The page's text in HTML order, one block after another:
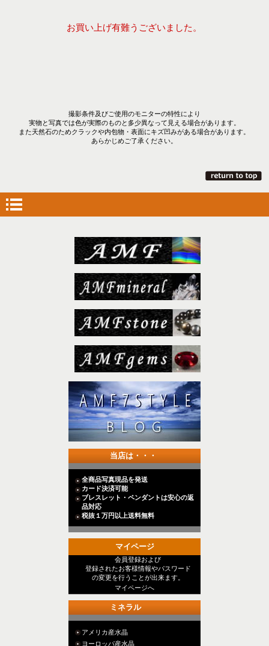
お買い上げ有難うございました。
撮影条件及びご使用のモニターの特性により
実物と写真では色が実際のものと多少異なって見える場合があります。
また天然石のためクラックや内包物・表面にキズ凹みがある場合があります。
あらかじめご了承ください。
当店は・・・
全商品写真現品を発送
カード決済可能
ブレスレット・ペンダントは安心の返
品対応
税抜１万円以上送料無料
マイページ
会員登録および
登録されたお客様情報やパスワード
の変更を行うことが出来ます。
マイページへ
ミネラル
アメリカ産水晶
ヨーロッパ産水晶